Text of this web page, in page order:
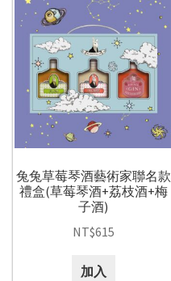
兔兔草莓琴酒藝術家聯名款
禮盒(草莓琴酒+荔枝酒+梅
子酒)
NT$615
加入